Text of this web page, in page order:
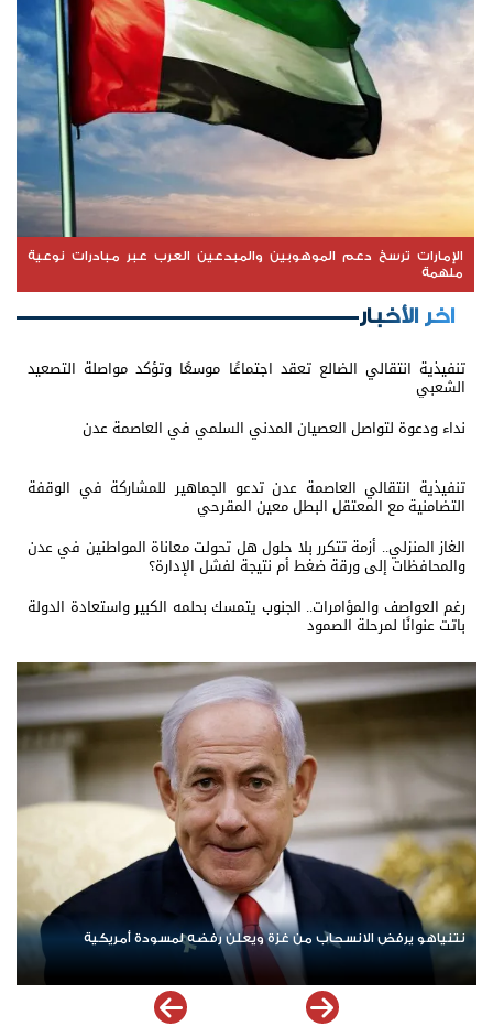
الإمارات ترسخ دعم الموهوبين والمبدعين العرب عبر مبادرات نوعية
ملهمة
اخر الأخبار
تنفيذية انتقالي الضالع تعقد اجتماعًا موسعًا وتؤكد مواصلة التصعيد
الشعبي
نداء ودعوة لتواصل العصيان المدني السلمي في العاصمة عدن
تنفيذية انتقالي العاصمة عدن تدعو الجماهير للمشاركة في الوقفة
التضامنية مع المعتقل البطل معين المقرحي
الغاز المنزلي.. أزمة تتكرر بلا حلول هل تحولت معاناة المواطنين في عدن
والمحافظات إلى ورقة ضغط أم نتيجة لفشل الإدارة؟
رغم العواصف والمؤامرات.. الجنوب يتمسك بحلمه الكبير واستعادة الدولة
باتت عنوانًا لمرحلة الصمود
ردا على «خروقات» حزب الله.. إسرائيل تشن ضربات على جنوب لبنان